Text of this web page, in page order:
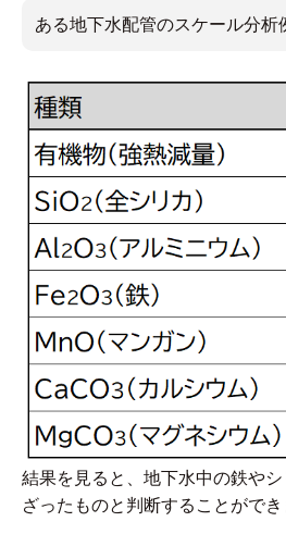
ある地下水配管のスケール分析
結果を見ると、地下水中の鉄や
ざったものと判断することができ